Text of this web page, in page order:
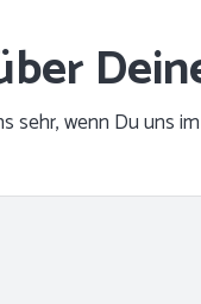
sehr, wenn Du